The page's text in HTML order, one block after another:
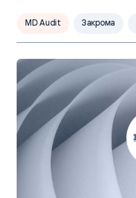
MD Audit Закрома